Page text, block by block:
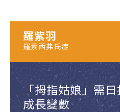
「拇指姑娘」需
成長變數
羅紫羽
羅素西弗氏症